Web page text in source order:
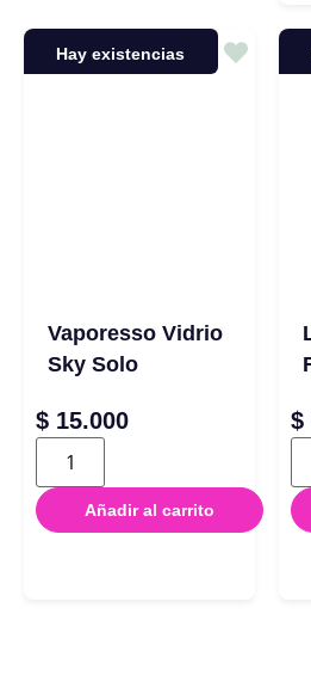
Hay existencias
Vaporesso Vidrio
Sky Solo
$ 15.000
Añadir al carrito
$